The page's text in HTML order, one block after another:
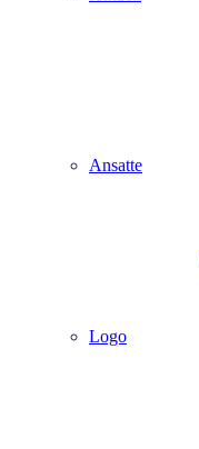
Ansatte
Logo